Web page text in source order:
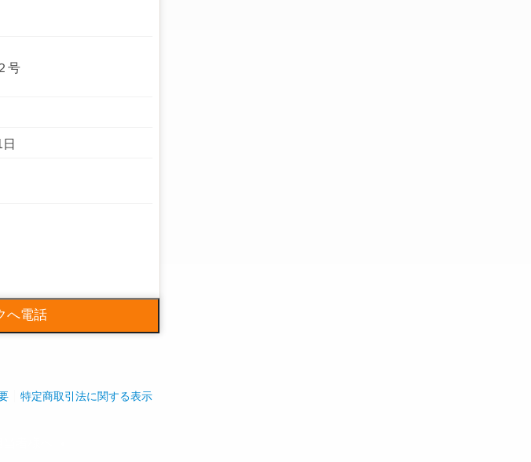
号
期清掃（床・ガラス・空
ン・ビルの管理員・清掃
へ電話
特定商取引法に関する表示